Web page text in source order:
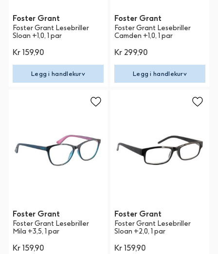
Foster Grant
Foster Grant Lesebriller
Sloan +1,0, 1 par
Kr 159,90
Legg i handlekurv
Foster Grant
Foster Grant Lesebriller
Camden +1,0, 1 par
Kr 299,90
Legg i handlekurv
Foster Grant
Foster Grant Lesebriller
Mila +3,5, 1 par
Kr 159,90
Foster Grant
Foster Grant Lesebriller
Sloan +2,0, 1 par
Kr 159,90